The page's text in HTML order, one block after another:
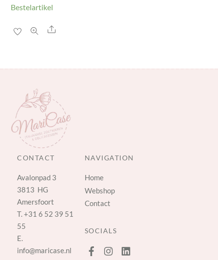
Bestelartikel
Share
CONTACT
Avalonpad 3
3813 HG
Amersfoort
T.+31 6 52 39 51
55
E.
info@maricase.nl
NAVIGATION
Home
Webshop
Contact
SOCIALS